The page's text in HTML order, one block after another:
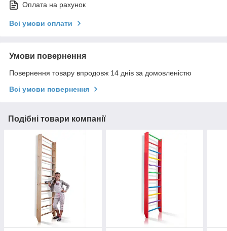
Оплата на рахунок
Всі умови оплати
Умови повернення
Повернення товару впродовж 14 днів за домовленістю
Всі умови повернення
Подібні товари компанії